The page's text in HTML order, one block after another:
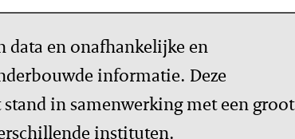
data en onafhankelijke en
informatie. Deze
in samenwerking met een groot
instituten.